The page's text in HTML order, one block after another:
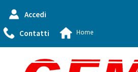
Accedi
Contatti
Home